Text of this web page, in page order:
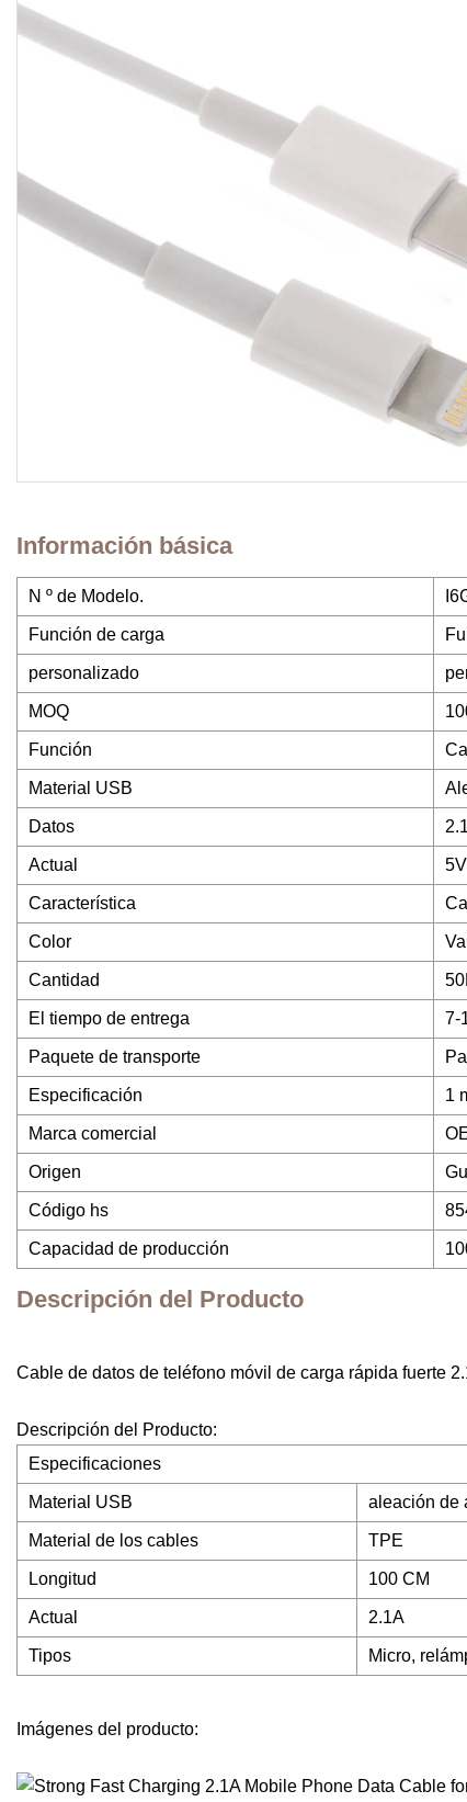
Información básica
N º de Modelo.
Función de carga
personalizado
MOQ
Función
Material USB
Datos
Actual 5V
Característica
Color
Cantidad
El tiempo de entrega 7-
Paquete de transporte
Especificación 1
Marca comercial
Origen
Código hs
Capacidad de producción
Descripción del Producto
Cable de datos de teléfono móvil de carga rápida fuerte
Descripción del Producto:
Especificaciones
Material USB aleación de
Material de los cables TPE
Longitud 100 CM
Actual 2.1A
Tipos Micro,
Imágenes del producto: